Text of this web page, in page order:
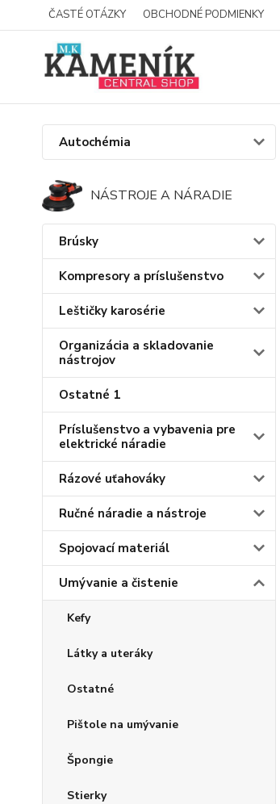
ČASTÉ OTÁZKY OBCHODNÉ PODMIENKY
Autochémia
NÁSTROJE A NÁRADIE
Brúsky
Kompresory a príslušenstvo
Leštičky karosérie
Organizácia a skladovanie
nástrojov
Ostatné 1
Príslušenstvo a vybavenia pre
elektrické náradie
Rázové uťahováky
Ručné náradie a nástroje
Spojovací materiál
Umývanie a čistenie
Kefy
Látky a uteráky
Ostatné
Pištole na umývanie
Špongie
Stierky